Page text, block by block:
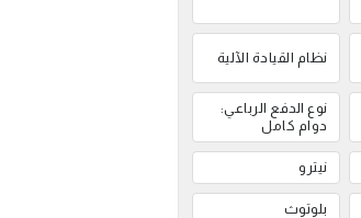
نظام القيادة الآلية
نوع الدفع الرباعي:
دوام كامل
نيترو
بلوتوث